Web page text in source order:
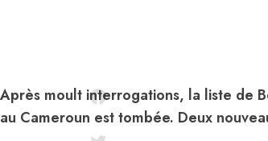
Après moult interrogations, la liste de
au Cameroun est tombée. Deux